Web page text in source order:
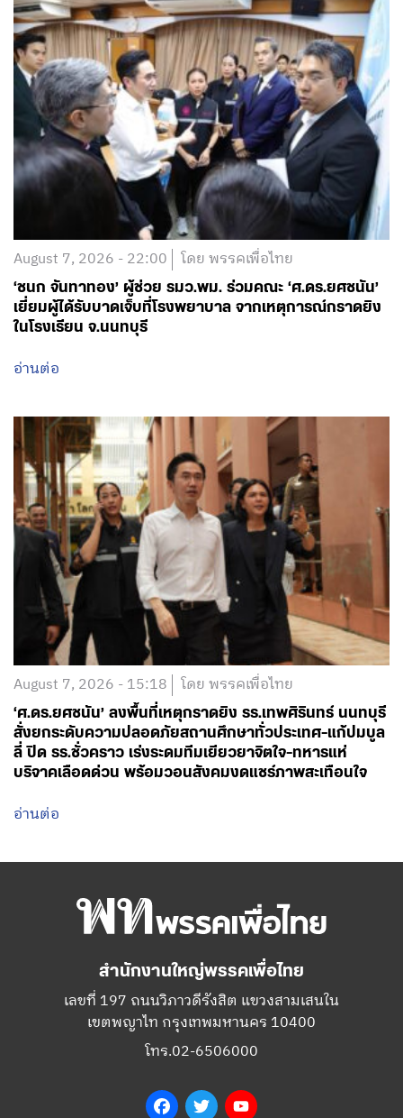
August 7, 2026 - 22:00 โดย พรรคเพื่อไทย
‘ชนก จันทาทอง’ ผู้ช่วย รมว.พม. ร่วมคณะ ‘ศ.ดร.ยศชนัน’
เยี่ยมผู้ได้รับบาดเจ็บที่โรงพยาบาล จากเหตุการณ์กราดยิง
ในโรงเรียน จ.นนทบุรี
อ่านต่อ
August 7, 2026 - 15:18 โดย พรรคเพื่อไทย
‘ศ.ดร.ยศชนัน’ ลงพื้นที่เหตุกราดยิง รร.เทพศิรินทร์ นนทบุรี
สั่งยกระดับความปลอดภัยสถานศึกษาทั่วประเทศ-แก้ปมบูล
ลี่ ปิด รร.ชั่วคราว เร่งระดมทีมเยียวยาจิตใจ-ทหารแห่
บริจาคเลือดด่วน พร้อมวอนสังคมงดแชร์ภาพสะเทือนใจ
อ่านต่อ
สำนักงานใหญ่พรรคเพื่อไทย
เลขที่ 197 ถนนวิภาวดีรังสิต แขวงสามเสนใน
เขตพญาไท กรุงเทพมหานคร 10400
โทร.02-6506000
FacebookTwitter